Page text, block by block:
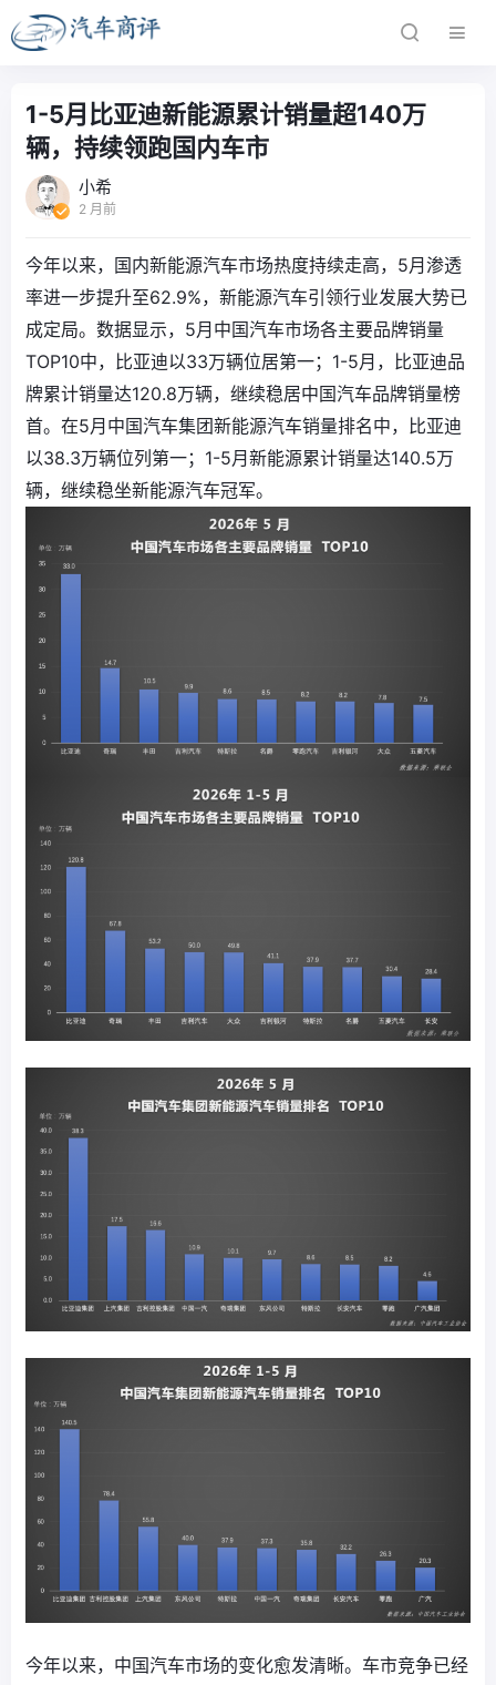
1-5月比亚迪新能源累计销量超140万
辆，持续领跑国内车市
小希
2 月前
今年以来，国内新能源汽车市场热度持续走高，5月渗透
率进一步提升至62.9%，新能源汽车引领行业发展大势已
成定局。数据显示，5月中国汽车市场各主要品牌销量
TOP10中，比亚迪以33万辆位居第一；1-5月，比亚迪品
牌累计销量达120.8万辆，继续稳居中国汽车品牌销量榜
首。在5月中国汽车集团新能源汽车销量排名中，比亚迪
以38.3万辆位列第一；1-5月新能源累计销量达140.5万
辆，继续稳坐新能源汽车冠军。
今年以来，中国汽车市场的变化愈发清晰。车市竞争已经